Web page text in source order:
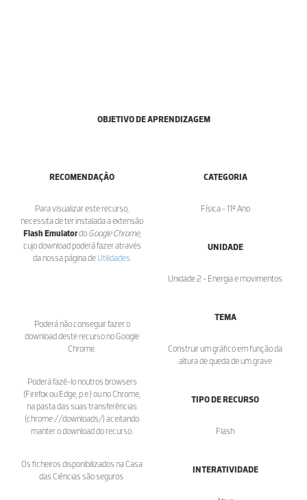
OBJETIVO DE APRENDIZAGEM
RECOMENDAÇÃO
Para visualizar este recurso,
necessita de ter instalada a extensão
Flash Emulatordo Google Chrome,
cujo download poderá fazer através
da nossa página de Utilidades
Poderá não conseguir fazer o
download deste recurso no Google
Chrome.
Poderá fazê-lo noutros browsers
(Firefox ou Edge, p.e.) ou no Chrome,
na pasta das suas transferências
(chrome://downloads/) aceitando
manter o download do recurso.
Os ficheiros disponibilizados na Casa
das Ciências são seguros.
CATEGORIA
Física - 11º Ano
UNIDADE
Unidade 2 - Energia e movimentos
TEMA
Construir um gráfico em função da
altura de queda de um grave
TIPO DE RECURSO
Flash
INTERATIVIDADE